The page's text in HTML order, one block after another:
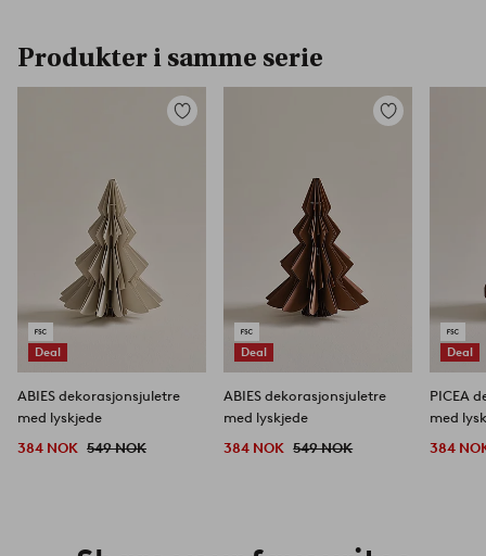
Produkter i samme serie
Deal
Legg
ABIES dekorasjonsjuletre
med lyskjede
384 NOK 549 NOK
Deal
Legg
ABIES dekorasjonsjuletre
med lyskjede
384 NOK 549 NOK
Deal
PICEA
med
384